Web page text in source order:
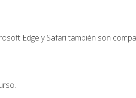
Edge y Safari también son